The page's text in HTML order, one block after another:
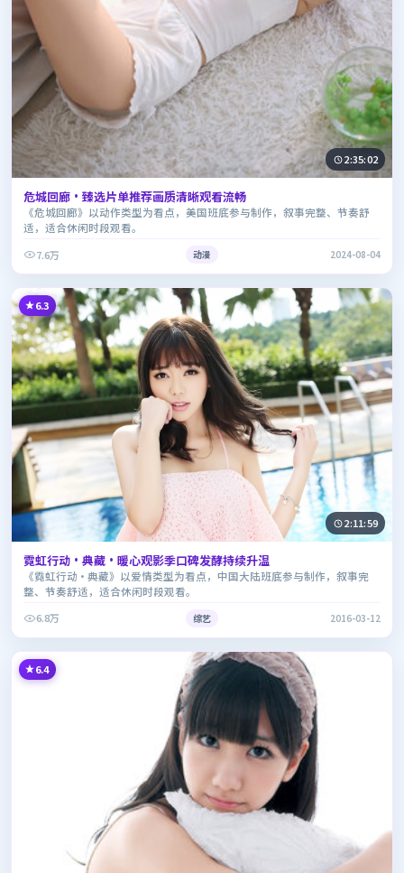
2:35:02
危城回廊·臻选片单推荐画质清晰观看流畅
《危城回廊》以动作类型为看点，美国班底参与制作，叙事完整、节奏舒
适，适合休闲时段观看。
7.6万
动漫 2024-08-04
6.3
2:11:59
霓虹行动·典藏·暖心观影季口碑发酵持续升温
《霓虹行动·典藏》以爱情类型为看点，中国大陆班底参与制作，叙事完
整、节奏舒适，适合休闲时段观看。
6.8万
综艺 2016-03-12
6.4